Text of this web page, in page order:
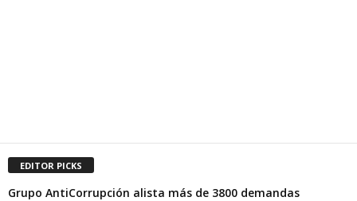
EDITOR PICKS
Grupo AntiCorrupción alista más de 3800 demandas